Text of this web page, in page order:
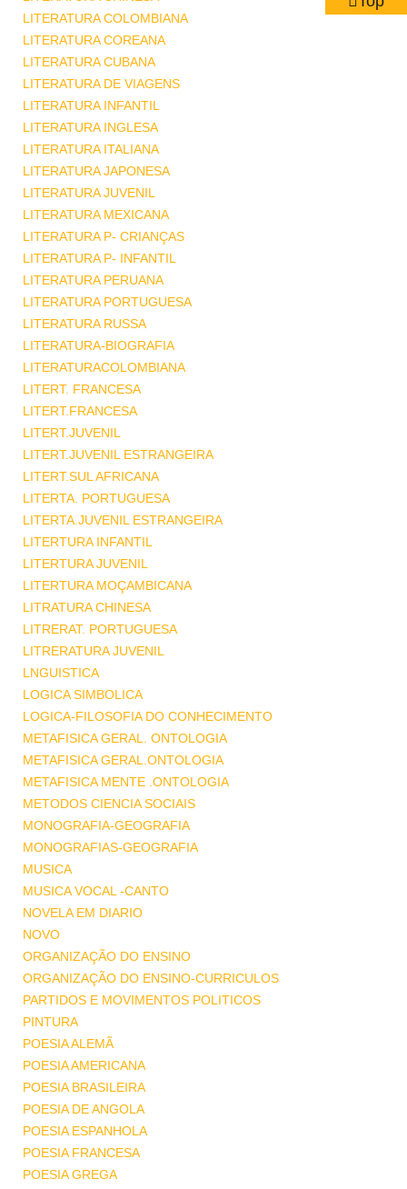
LITERATURA COLOMBIANA
LITERATURA COREANA
LITERATURA CUBANA
LITERATURA DE VIAGENS
LITERATURA INFANTIL
LITERATURA INGLESA
LITERATURA ITALIANA
LITERATURA JAPONESA
LITERATURA JUVENIL
LITERATURA MEXICANA
LITERATURA P- CRIANÇAS
LITERATURA P- INFANTIL
LITERATURA PERUANA
LITERATURA PORTUGUESA
LITERATURA RUSSA
LITERATURA-BIOGRAFIA
LITERATURACOLOMBIANA
LITERT. FRANCESA
LITERT.FRANCESA
LITERT.JUVENIL
LITERT.JUVENIL ESTRANGEIRA
LITERT.SUL AFRICANA
LITERTA. PORTUGUESA
LITERTA.JUVENIL ESTRANGEIRA
LITERTURA INFANTIL
LITERTURA JUVENIL
LITERTURA MOÇAMBICANA
LITRATURA CHINESA
LITRERAT. PORTUGUESA
LITRERATURA JUVENIL
LNGUISTICA
LOGICA SIMBOLICA
LOGICA-FILOSOFIA DO CONHECIMENTO
METAFISICA GERAL. ONTOLOGIA
METAFISICA GERAL.ONTOLOGIA
METAFISICA MENTE .ONTOLOGIA
METODOS CIENCIA SOCIAIS
MONOGRAFIA-GEOGRAFIA
MONOGRAFIAS-GEOGRAFIA
MUSICA
MUSICA VOCAL -CANTO
NOVELA EM DIARIO
NOVO
ORGANIZAÇÃO DO ENSINO
ORGANIZAÇÃO DO ENSINO-CURRICULOS
PARTIDOS E MOVIMENTOS POLITICOS
PINTURA
POESIA ALEMÃ
POESIA AMERICANA
POESIA BRASILEIRA
POESIA DE ANGOLA
POESIA ESPANHOLA
POESIA FRANCESA
POESIA GREGA